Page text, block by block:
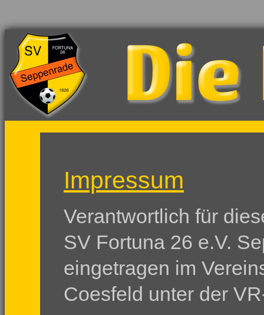
Impressum
Verantwortlich für
SV Fortuna 26 e.V.
eingetragen im
Coesfeld unter der